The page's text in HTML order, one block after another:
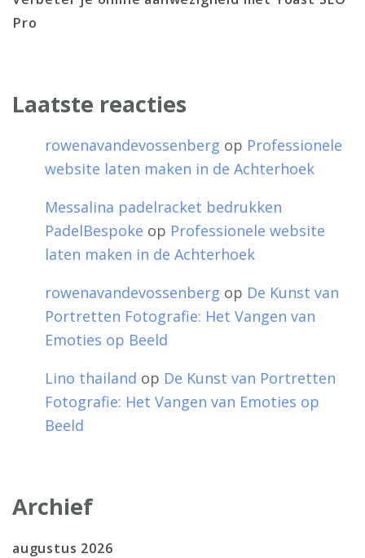
Pro
Laatste reacties
rowenavandevossenberg op Professionele
website laten maken in de Achterhoek
Messalina padelracket bedrukken
PadelBespoke op Professionele website
laten maken in de Achterhoek
rowenavandevossenberg op De Kunst van
Portretten Fotografie: Het Vangen van
Emoties op Beeld
Lino thailand op De Kunst van Portretten
Fotografie: Het Vangen van Emoties op
Beeld
Archief
augustus 2026